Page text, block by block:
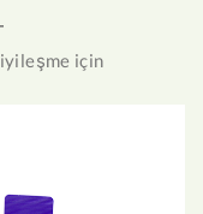
iyileşme için